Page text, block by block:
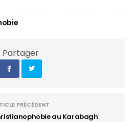
Partager
PRÉCÉDENT
au Karabagh